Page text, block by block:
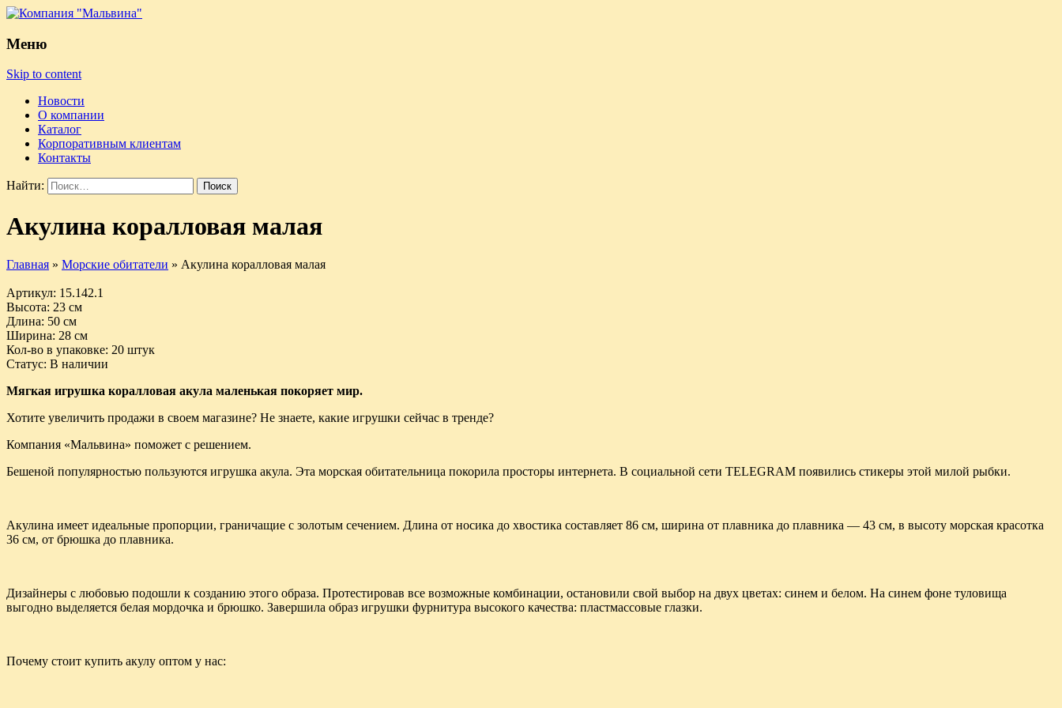
Меню
Skip to content
Новости
О компании
Каталог
Корпоративным клиентам
Контакты
Найти:
Акулина коралловая малая
Главная » Морские обитатели » Акулина коралловая малая
Артикул: 15.142.1
Высота: 23 см
Длина: 50 см
Ширина: 28 см
Кол-во в упаковке: 20 штук
Статус: В наличии
Мягкая игрушка коралловая акула маленькая покоряет мир.
Хотите увеличить продажи в своем магазине? Не знаете, какие игрушки сейчас в тренде?
Компания «Мальвина» поможет с решением.
Бешеной популярностью пользуются игрушка акула. Эта морская обитательница покорила просторы интернета. В социальной сети TELEGRAM появились стикеры этой милой рыбки.
Акулина имеет идеальные пропорции, граничащие с золотым сечением. Длина от носика до хвостика составляет 86 см, ширина от плавника до плавника — 43 см, в высоту морская красотка
36 см, от брюшка до плавника.
Дизайнеры с любовью подошли к созданию этого образа. Протестировав все возможные комбинации, остановили свой выбор на двух цветах: синем и белом. На синем фоне туловища
выгодно выделяется белая мордочка и брюшко. Завершила образ игрушки фурнитура высокого качества: пластмассовые глазки.
Почему стоит купить акулу оптом у нас: